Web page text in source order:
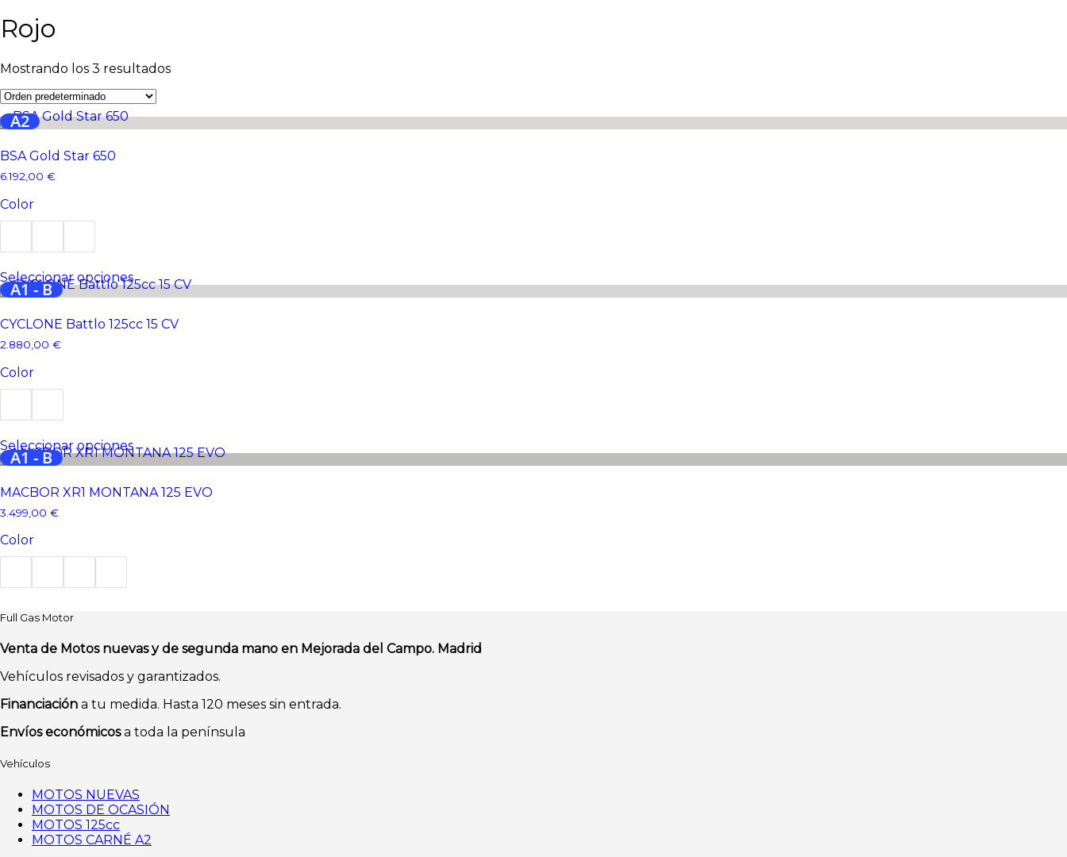
Rojo
Mostrando los 3 resultados
A2
BSA Gold Star 650
6.192,00 €
Color
Seleccionar opcionesproducto
tiene
variantes.
página
de
A1 - B
CYCLONE Battlo 125cc 15 CV
2.880,00 €
Color
Seleccionar opcionesproducto
tiene
variantes.
producto
A1 - B
MACBOR XR1 MONTANA 125 EVO
3.499,00 €
Color
producto
múltiples
Las
se
elegir
la
producto
Full Gas Motor
Venta de Motos nuevas y de segunda mano en Mejorada del Campo. Madrid
Vehículos revisados y garantizados.
Financiación a tu medida. Hasta 120 meses sin entrada.
Envíos económicosa toda la península
Vehículos
MOTOS NUEVAS
MOTOS DE OCASIÓN
MOTOS 125cc
MOTOS CARNÉ A2